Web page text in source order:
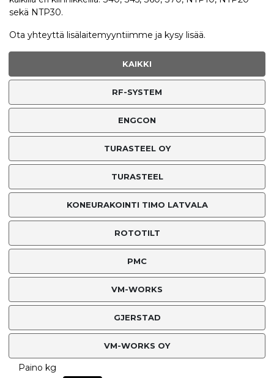
sekä NTP30.
Ota yhteyttä lisälaitemyyntiimme ja kysy lisää.
KAIKKI
RF-SYSTEM
ENGCON
TURASTEEL OY
TURASTEEL
KONEURAKOINTI TIMO LATVALA
ROTOTILT
PMC
VM-WORKS
GJERSTAD
VM-WORKS OY
Paino kg